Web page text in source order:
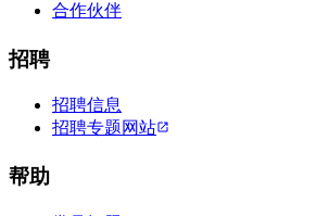
合作伙伴
招聘
招聘信息
招聘专题网站
帮助